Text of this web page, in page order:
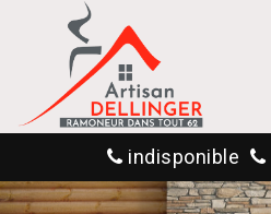
indisponible